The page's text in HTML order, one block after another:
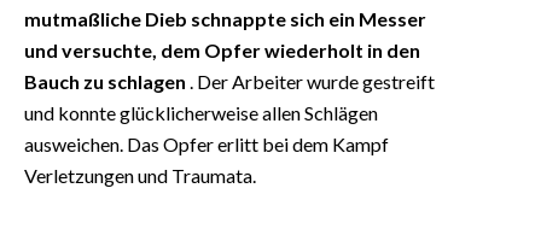
mutmaßliche Dieb schnappte sich ein Messer
und versuchte, dem Opfer wiederholt in den
Bauch zu schlagen . Der Arbeiter wurde gestreift
und konnte glücklicherweise allen Schlägen
ausweichen. Das Opfer erlitt bei dem Kampf
Verletzungen und Traumata.